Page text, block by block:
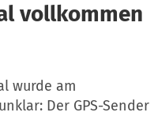
vollkommen
wurde am
Der GPS-Sender